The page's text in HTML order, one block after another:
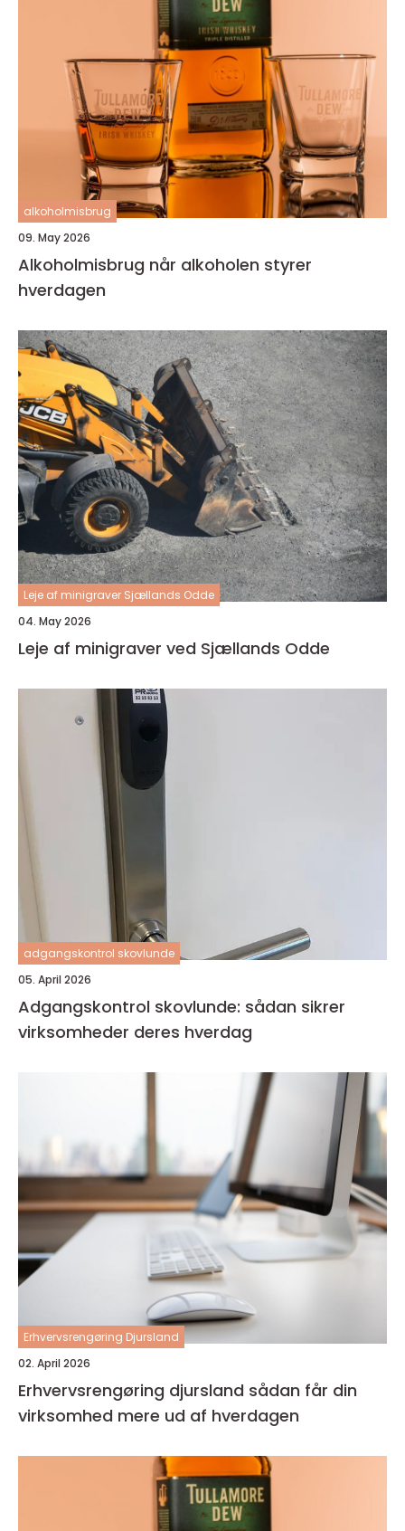
alkoholmisbrug
09. May 2026
Alkoholmisbrug når alkoholen styrer
hverdagen
Leje af minigraver Sjællands Odde
04. May 2026
Leje af minigraver ved Sjællands Odde
adgangskontrol skovlunde
05. April 2026
Adgangskontrol skovlunde: sådan sikrer
virksomheder deres hverdag
Erhvervsrengøring Djursland
02. April 2026
Erhvervsrengøring djursland sådan får din
virksomhed mere ud af hverdagen